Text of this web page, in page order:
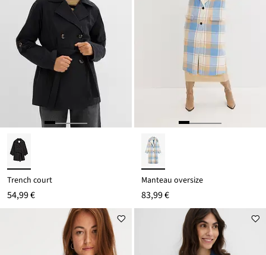
Trench court
54,99 €
Manteau oversize
83,99 €